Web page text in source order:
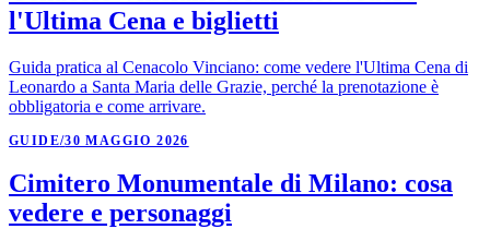
l'Ultima Cena e biglietti
Guida pratica al Cenacolo Vinciano: come vedere l'Ultima Cena di
Leonardo a Santa Maria delle Grazie, perché la prenotazione è
obbligatoria e come arrivare.
GUIDE/30 MAGGIO 2026
Cimitero Monumentale di Milano: cosa
vedere e personaggi